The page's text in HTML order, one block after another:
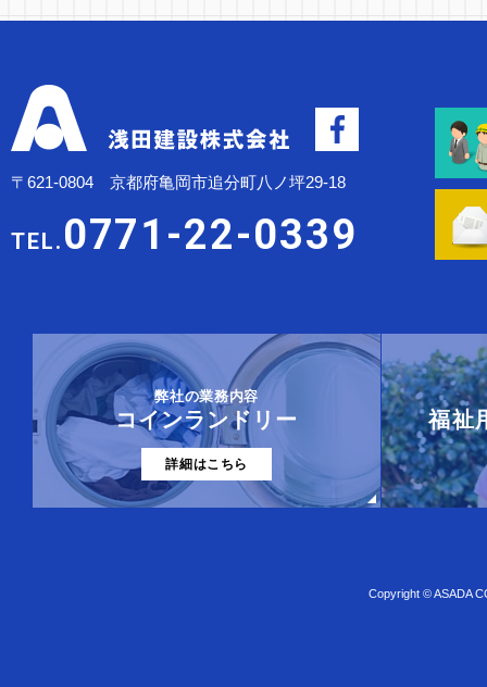
〒621-0804 京都府亀岡市追分町八ノ坪29-18
TEL. 0771-22-0339
弊社の業務内容
コインランドリー
詳細はこちら
福祉
Copyright © ASADA